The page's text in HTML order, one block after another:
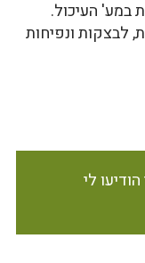
במע' העיכול.
לבצקות ונפיחות
לי